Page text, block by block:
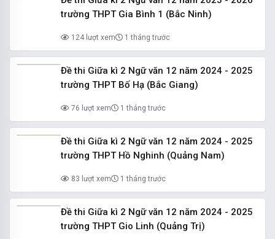
trường THPT Gia Bình 1 (Bắc Ninh)
124 lượt xem 1 tháng trước
Đề thi Giữa kì 2 Ngữ văn 12 năm 2024 - 2025
trường THPT Bố Hạ (Bắc Giang)
76 lượt xem 1 tháng trước
Đề thi Giữa kì 2 Ngữ văn 12 năm 2024 - 2025
trường THPT Hồ Nghinh (Quảng Nam)
83 lượt xem 1 tháng trước
Đề thi Giữa kì 2 Ngữ văn 12 năm 2024 - 2025
trường THPT Gio Linh (Quảng Trị)